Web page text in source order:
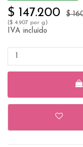
$ 147.200 $
($ 4.907 por g)
IVA incluído